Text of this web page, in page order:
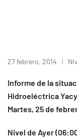
27 febrero, 2014
Informe de la
Hidroeléctrica
Martes, 25 de
Nivel de Ayer